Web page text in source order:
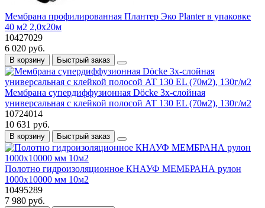
Мембрана профилированная Плантер Эко Planter в упаковке
40 м2 2,0х20м
10427029
6 020 руб.
В корзину Быстрый заказ
Мембрана супердиффузионная Dӧcke 3х-слойная
универсальная с клейкой полосой AT 130 EL (70м2), 130г/м2
10724014
10 631 руб.
В корзину Быстрый заказ
Полотно гидроизоляционное КНАУФ МЕМБРАНА рулон
1000х10000 мм 10м2
10495289
7 980 руб.